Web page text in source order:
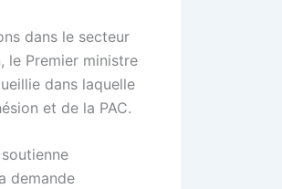
dans le secteur
le Premier ministre
dans laquelle
et de la PAC.
demande